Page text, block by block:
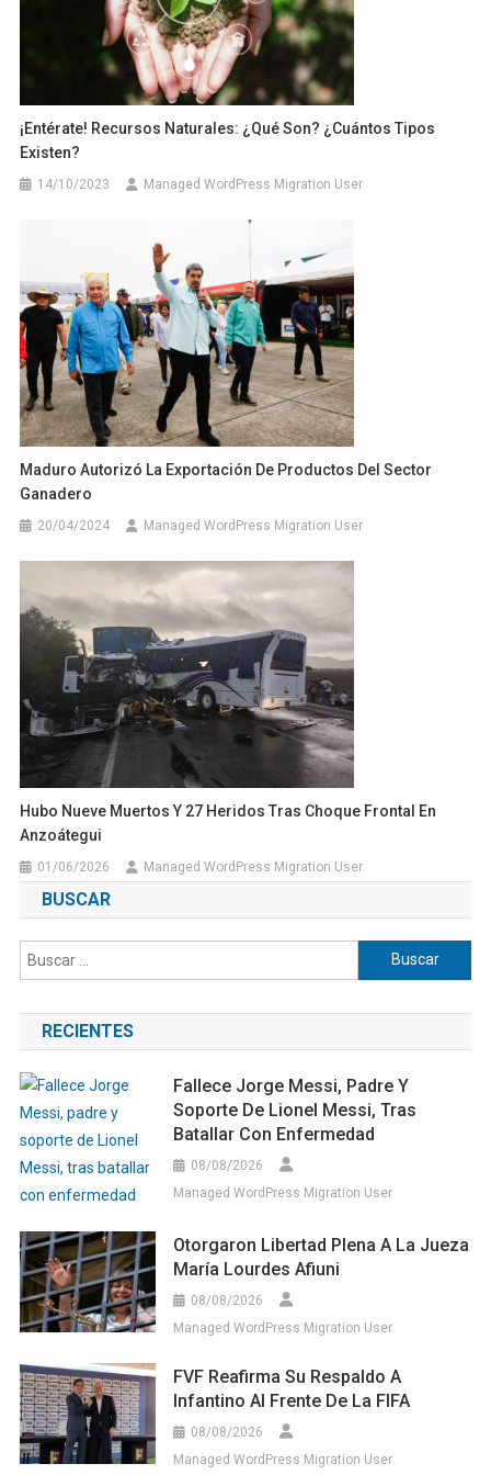
¡Entérate! Recursos Naturales: ¿Qué Son? ¿Cuántos Tipos
Existen?
14/10/2023 Managed WordPress Migration User
Maduro Autorizó La Exportación De Productos Del Sector
Ganadero
20/04/2024 Managed WordPress Migration User
Hubo Nueve Muertos Y 27 Heridos Tras Choque Frontal En
Anzoátegui
01/06/2026 Managed WordPress Migration User
BUSCAR
Buscar:
RECIENTES
Fallece Jorge Messi, Padre Y
Soporte De Lionel Messi, Tras
Batallar Con Enfermedad
08/08/2026
Managed WordPress Migration User
Otorgaron Libertad Plena A La Jueza
María Lourdes Afiuni
08/08/2026
Managed WordPress Migration User
FVF Reafirma Su Respaldo A
Infantino Al Frente De La FIFA
08/08/2026
Managed WordPress Migration User